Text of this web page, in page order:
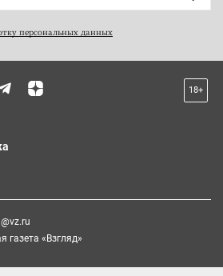
персональных данных
18+
«Взгляд»